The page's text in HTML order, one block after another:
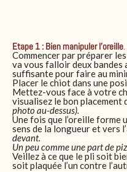
Etape 1 : Bien manipuler l’oreille.
Commencer par préparer
va vous falloir deux
suffisante pour faire au
Placer le chiot dans une
Mettez-vous face à votre
visualisez le bon placement
photo au-dessus).
Une fois que l’oreille forme
sens de la longueur et vers
devant.
Un peu comme une part de
Veillez à ce que le pli soit
soit plaquée l’un contre